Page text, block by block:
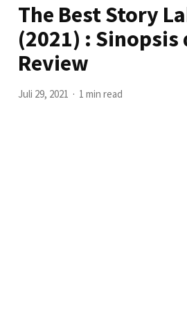
The Best Story
(2021) : Sinopsis
Review
Juli 29, 2021 1 min read